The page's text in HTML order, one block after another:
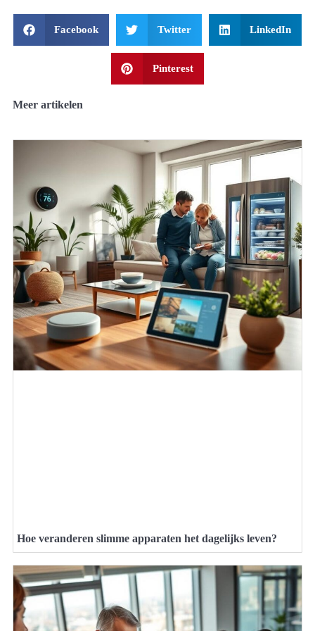
Facebook Twitter LinkedIn
Pinterest
Meer artikelen
Hoe veranderen slimme apparaten het dagelijks leven?